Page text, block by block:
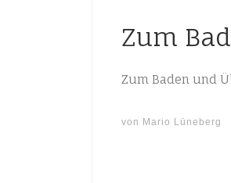
Zum
Zum Baden und
von Mario Lüneberg